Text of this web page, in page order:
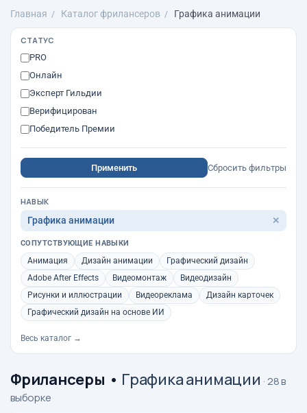
Главная Каталог фрилансеров Графика анимации
СТАТУС
PRO
Онлайн
Эксперт Гильдии
Верифицирован
Победитель Премии
Применить Сбросить фильтры
НАВЫК
Графика анимации ✕
СОПУТСТВУЮЩИЕ НАВЫКИ
Анимация Дизайн анимации
Графический дизайн
Adobe After Effects
Видеомонтаж
Видеодизайн
Рисунки и иллюстрации
Видеореклама
Дизайн карточек
Графический дизайн на основе ИИ
Весь каталог →
Фрилансеры • Графика анимации · 28 в
выборке